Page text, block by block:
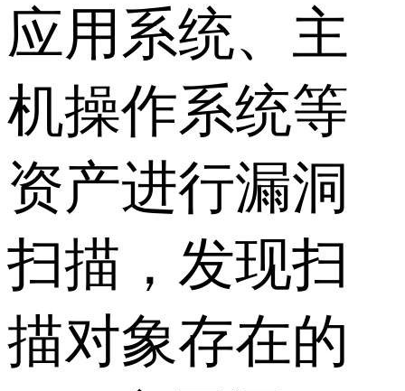
应用系统、主
机操作系统等
资产进行漏洞
扫描，发现扫
描对象存在的